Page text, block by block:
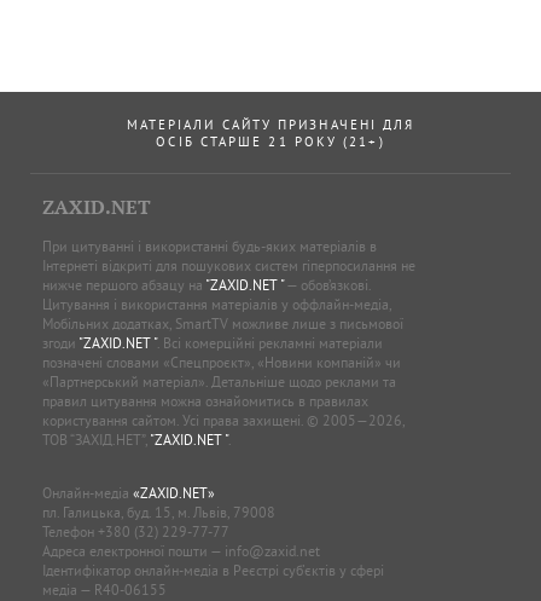
МАТЕРІАЛИ САЙТУ ПРИЗНАЧЕНІ ДЛЯ
ОСІБ СТАРШЕ 21 РОКУ (21+)
ZAXID.NET
При цитуванні і використанні будь-яких матеріалів в
Інтернеті відкриті для пошукових систем гіперпосилання не
нижче першого абзацу на "ZAXID.NET "— обов’язкові.
Цитування і використання матеріалів у оффлайн-медіа,
Мобільних додатках, SmartTV можливе лише з письмової
згоди "ZAXID.NET ". Всі комерційні рекламні матеріали
позначені словами «Спецпроєкт», «Новини компаній» чи
«Партнерський матеріал». Детальніше щодо реклами та
правил цитування можна ознайомитись в правилах
користування сайтом. Усі права захищені. © 2005—2026,
ТОВ “ЗАХІД.НЕТ”, "ZAXID.NET ".
Онлайн-медіа «ZAXID.NET»
пл. Галицька, буд. 15, м. Львів, 79008
Телефон +380 (32) 229-77-77
Адреса електронної пошти — info@zaxid.net
Ідентифікатор онлайн-медіа в Реєстрі суб'єктів у сфері
медіа — R40-06155